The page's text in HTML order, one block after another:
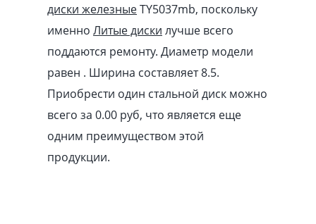
диски железныеTY5037mb, поскольку
именно Литые диски лучше всего
поддаются ремонту. Диаметр модели
равен . Ширина составляет 8.5.
Приобрести один стальной диск можно
всего за 0.00 pуб, что является еще
одним преимуществом этой
продукции.